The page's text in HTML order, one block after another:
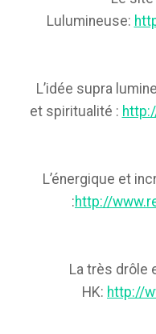
Lulumineuse:
L’idée supra
et spiritualité :
L’énergique et
:http://
La très drôle
HK: http://